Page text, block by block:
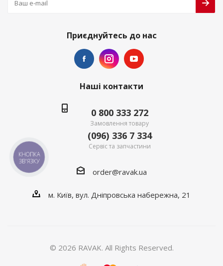
Приєднуйтесь до нас
Наші контакти
0 800 333 272
Замовлення товару
(096) 336 7 334
Сервіс та запчастини
order@ravak.ua
м. Київ, вул. Дніпровська набережна, 21
© 2026 RAVAK. All Rights Reserved.
КНОПКА
ЗВ'ЯЗКУ